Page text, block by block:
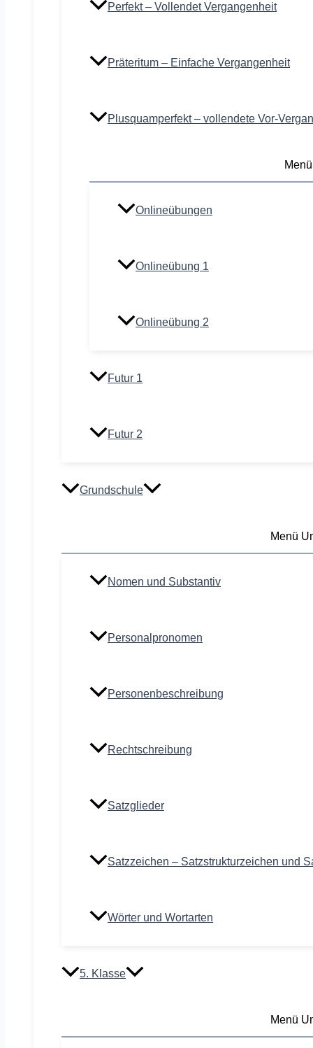
Perfekt – Vollendet Vergangenheit
Präteritum – Einfache Vergangenheit
Plusquamperfekt – vollendete Vor-
Onlineübungen
Onlineübung 1
Onlineübung 2
Futur 1
Futur 2
Grundschule
Menü
Nomen und Substantiv
Personalpronomen
Personenbeschreibung
Rechtschreibung
Satzglieder
Satzzeichen – Satzstrukturzeichen und
Wörter und Wortarten
5. Klasse
Menü